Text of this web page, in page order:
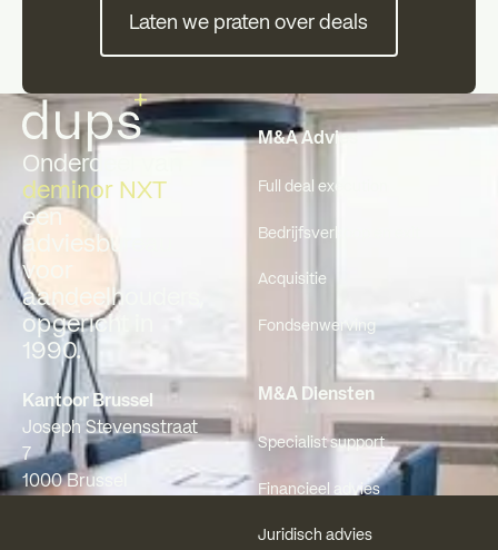
Laten we praten over deals
Voettekst
Onderdeel van
deminor NXT
een
adviesbureau
voor
aandeelhouders,
opgericht in
1990.
Kantoor Brussel
Joseph Stevensstraat
7
1000 Brussel
M&A Advies
Full deal execution
Bedrijfsverkoop en exit
Acquisitie
Fondsenwerving
M&A Diensten
Specialist support
Financieel advies
Juridisch advies